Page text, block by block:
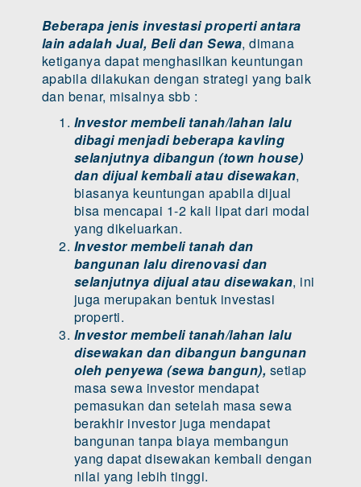
Beberapa jenis investasi properti antara
lain adalah Jual, Beli dan Sewa, dimana
ketiganya dapat menghasilkan keuntungan
apabila dilakukan dengan strategi yang baik
dan benar, misalnya sbb :
Investor membeli tanah/lahan lalu
dibagi menjadi beberapa kavling
selanjutnya dibangun (town house)
dan dijual kembali atau disewakan,
biasanya keuntungan apabila dijual
bisa mencapai 1-2 kali lipat dari modal
yang dikeluarkan.
Investor membeli tanah dan
bangunan lalu direnovasi dan
selanjutnya dijual atau disewakan, ini
juga merupakan bentuk investasi
properti.
Investor membeli tanah/lahan lalu
disewakan dan dibangun bangunan
oleh penyewa (sewa bangun), setiap
masa sewa investor mendapat
pemasukan dan setelah masa sewa
berakhir investor juga mendapat
bangunan tanpa biaya membangun
yang dapat disewakan kembali dengan
nilai yang lebih tinggi.